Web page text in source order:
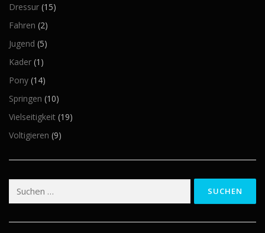
Dressur (15)
Fahren (2)
Jugend (5)
Kader (1)
Pony (14)
Springen (10)
Vielseitigkeit (19)
Voltigieren (9)
Suchen